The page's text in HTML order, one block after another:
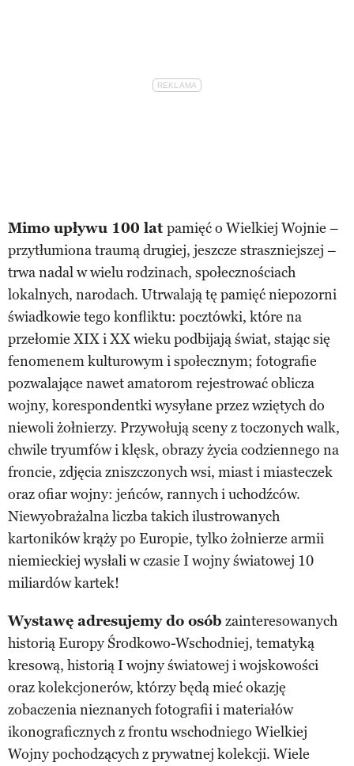
Mimo upływu 100 lat pamięć o Wielkiej Wojnie –
przytłumiona traumą drugiej, jeszcze straszniejszej –
trwa nadal w wielu rodzinach, społecznościach
lokalnych, narodach. Utrwalają tę pamięć niepozorni
świadkowie tego konfliktu: pocztówki, które na
przełomie XIX i XX wieku podbijają świat, stając się
fenomenem kulturowym i społecznym; fotografie
pozwalające nawet amatorom rejestrować oblicza
wojny, korespondentki wysyłane przez wziętych do
niewoli żołnierzy. Przywołują sceny z toczonych walk,
chwile tryumfów i klęsk, obrazy życia codziennego na
froncie, zdjęcia zniszczonych wsi, miast i miasteczek
oraz ofiar wojny: jeńców, rannych i uchodźców.
Niewyobrażalna liczba takich ilustrowanych
kartoników krąży po Europie, tylko żołnierze armii
niemieckiej wysłali w czasie I wojny światowej 10
miliardów kartek!
Wystawę adresujemy do osób zainteresowanych
historią Europy Środkowo-Wschodniej, tematyką
kresową, historią I wojny światowej i wojskowości
oraz kolekcjonerów, którzy będą mieć okazję
zobaczenia nieznanych fotografii i materiałów
ikonograficznych z frontu wschodniego Wielkiej
Wojny pochodzących z prywatnej kolekcji. Wiele